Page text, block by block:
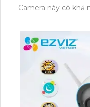
Camera này có khả
sáng đẹp. Thiết bị
chống bụi, mang
cho phép quản lý
còn tích hợp khả
và chống trộm hiệu